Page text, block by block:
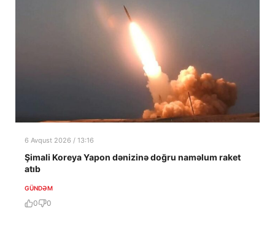
6 Avqust 2026 / 13:16
Şimali Koreya Yapon dənizinə doğru naməlum raket
atıb
GÜNDƏM
0 0